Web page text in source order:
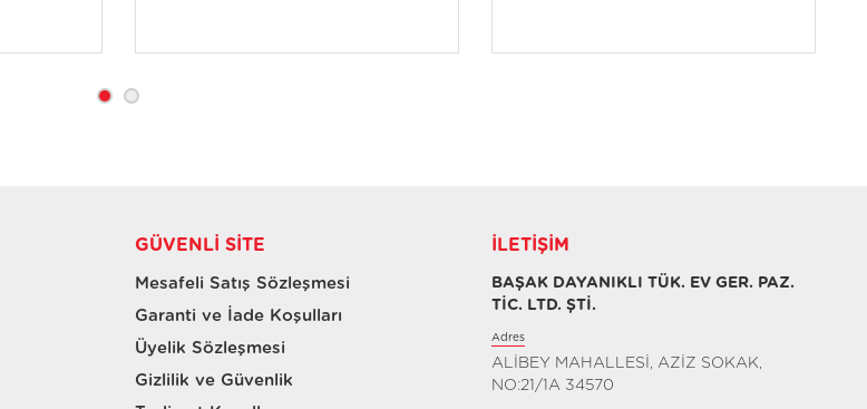
GÜVENLI SITE
Mesafeli Satış Sözleşmesi
Garanti ve İade Koşulları
Üyelik Sözleşmesi
Gizlilik ve Güvenlik
İLETIŞIM
BAŞAK DAYANIKLI TÜK. EV GER. PAZ.
TİC. LTD. ŞTİ.
Adres
ALİBEY MAHALLESİ, AZİZ SOKAK,
NO:21/1A 34570